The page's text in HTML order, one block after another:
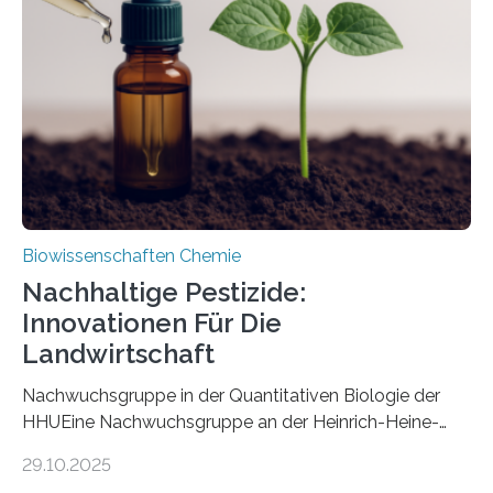
nun den Namen Cretosabethes primaevus. Dieser erste
fossile Nachweis einer Stechmückenlarve in Bernstein
stellt gleichzeitig den ersten Fossilfund einer
Mückenlarve aus dem Mesozoikum dar, denn…
Biowissenschaften Chemie
Nachhaltige Pestizide:
Innovationen Für Die
Landwirtschaft
Nachwuchsgruppe in der Quantitativen Biologie der
HHUEine Nachwuchsgruppe an der Heinrich-Heine-
fünf Jahren erforschen, wie Bakterien auf
29.10.2025